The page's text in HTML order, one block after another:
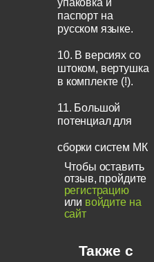
упаковка и
паспорт на
русском языке.
10. В версиях со
штоком, вертушка
в комплекте (!).
11. Большой
потенциал для
сборки систем МК
Чтобы оставить
отзыв, пройдите
регистрацию
или войдите на
сайт
Также с